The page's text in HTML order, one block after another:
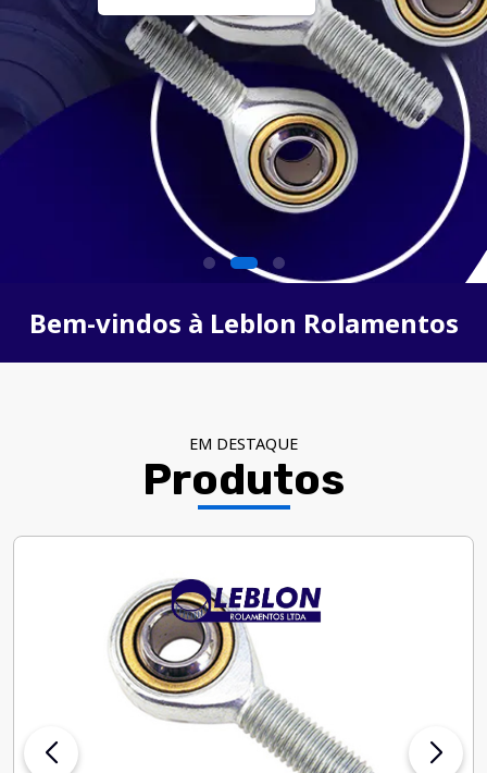
Bem-vindos à Leblon Rolamentos
EM DESTAQUE
Produtos